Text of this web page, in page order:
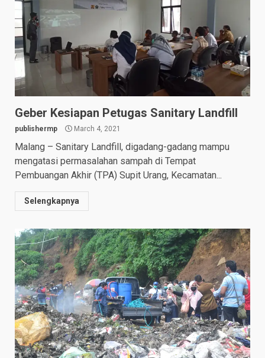
Geber Kesiapan Petugas Sanitary Landfill
publishermp March 4, 2021
Malang – Sanitary Landfill, digadang-gadang mampu
mengatasi permasalahan sampah di Tempat
Pembuangan Akhir (TPA) Supit Urang, Kecamatan...
Selengkapnya